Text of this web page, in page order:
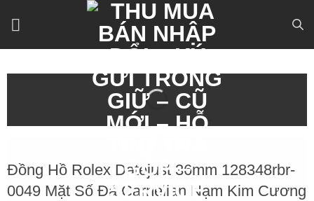
Đồng Hồ Rolex Datejust 36mm 128348rbr-
0049 Mặt Số Đá Carnelian Nạm Kim Cương